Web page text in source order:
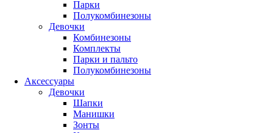
Парки
Полукомбинезоны
Девочки
Комбинезоны
Комплекты
Парки и пальто
Полукомбинезоны
Аксессуары
Девочки
Шапки
Манишки
Зонты